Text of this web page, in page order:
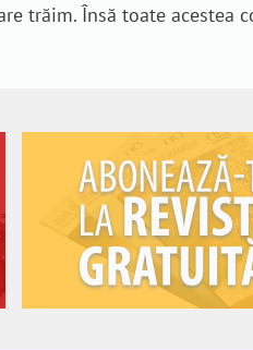
trăim. Însă toate acestea